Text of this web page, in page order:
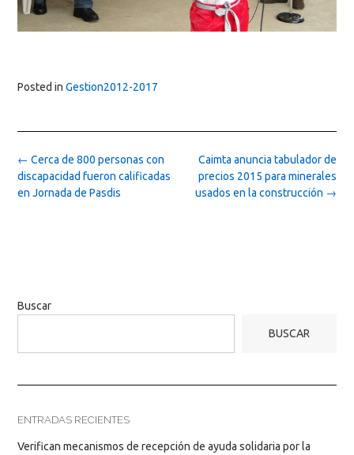
Posted in Gestion2012-2017
Post
navigation
Caimta anuncia tabulador de
precios 2015 para minerales
usados en la construcción →
← Cerca de 800 personas con
discapacidad fueron calificadas
en Jornada de Pasdis
Buscar
BUSCAR
ENTRADAS RECIENTES
Verifican mecanismos de recepción de ayuda solidaria por la